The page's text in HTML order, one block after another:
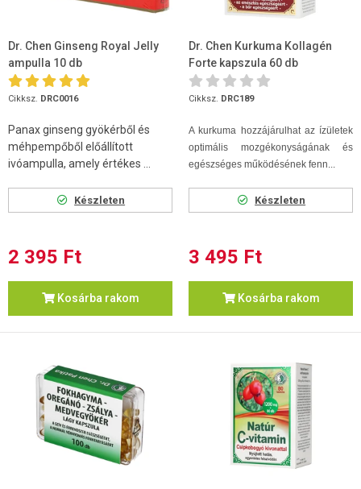
Dr. Chen Ginseng Royal Jelly
ampulla 10 db
Cikksz. DRC0016
Panax ginseng gyökérből és
méhpempőből előállított
ivóampulla, amely értékes ...
Készleten
2 395 Ft
Kosárba rakom
Dr. Chen Kurkuma Kollagén
Forte kapszula 60 db
Cikksz. DRC189
A kurkuma hozzájárulhat az ízületek
optimális mozgékonyságának és
egészséges működésének fenn...
Készleten
3 495 Ft
Kosárba rakom